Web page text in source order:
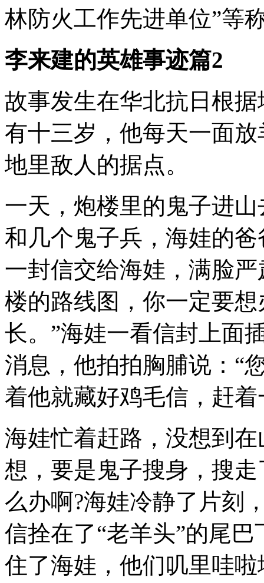
林防火工作先进单位”等
李来建的英雄事迹篇2
故事发生在华北抗日根
有十三岁，他每天一面
地里敌人的据点。
一天，炮楼里的鬼子进
和几个鬼子兵，海娃的
一封信交给海娃，满脸
楼的路线图，你一定要
长。”海娃一看信封上面
消息，他拍拍胸脯说：“
着他就藏好鸡毛信，赶
海娃忙着赶路，没想到
想，要是鬼子搜身，搜
么办啊?海娃冷静了片刻
信拴在了“老羊头”的尾
住了海娃，他们叽里哇